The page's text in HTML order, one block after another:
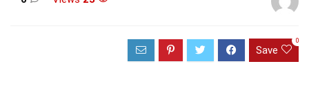
Save
0